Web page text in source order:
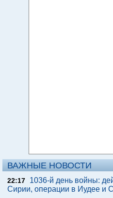
ВАЖНЫЕ НОВОСТИ
22:17
1036-й день войны:
Сирии, операции в Иудее и